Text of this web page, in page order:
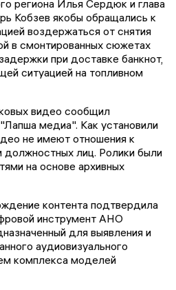
региона Илья Сердюк и глава
Кобзев якобы обращались к
воздержаться от снятия
в смонтированных сюжетах
при доставке банкнот,
ситуацией на топливном
видео сообщил
медиа". Как установили
не имеют отношения к
лиц. Ролики были
на основе архивных
контента подтвердила
инструмент АНО
для выявления и
аудиовизуального
комплекса моделей